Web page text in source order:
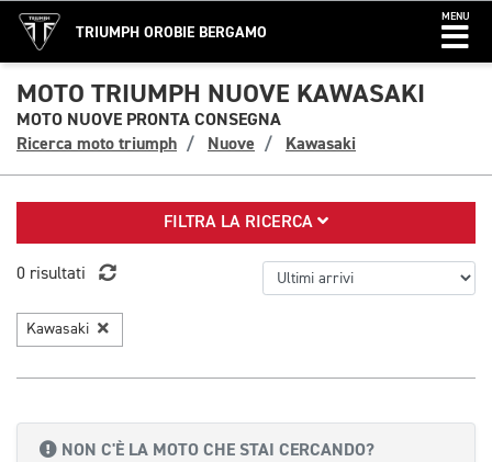
TRIUMPH OROBIE BERGAMO
MENU
MOTO TRIUMPH NUOVE KAWASAKI
MOTO NUOVE PRONTA CONSEGNA
Ricerca moto triumph
Nuove Kawasaki
FILTRA LA RICERCA
0 risultati
Kawasaki
NON C'È LA MOTO CHE STAI CERCANDO?